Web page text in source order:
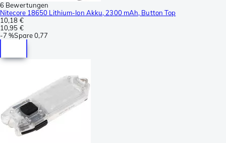
6 Bewertungen
Nitecore 18650 Lithium-Ion Akku, 2300 mAh, Button Top
10,18 €
10,95 €
-7 %Spare0,77